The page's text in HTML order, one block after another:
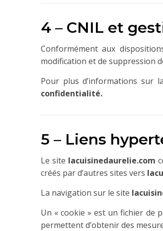
4 – CNIL et
Conformément aux
modification et de suppression
Pour plus d’informations sur
confidentialité.
5 – Liens
Le site lacuisinedaurelie.com
créés par d’autres sites vers
La navigation sur le site
Un « cookie » est un fichier de
permettent d’obtenir des